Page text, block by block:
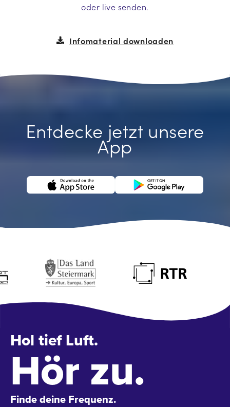
oder live senden.
Infomaterial downloaden
Entdecke jetzt unsere
App
Hol tief Luft.
Hör zu.
Finde deine Frequenz.